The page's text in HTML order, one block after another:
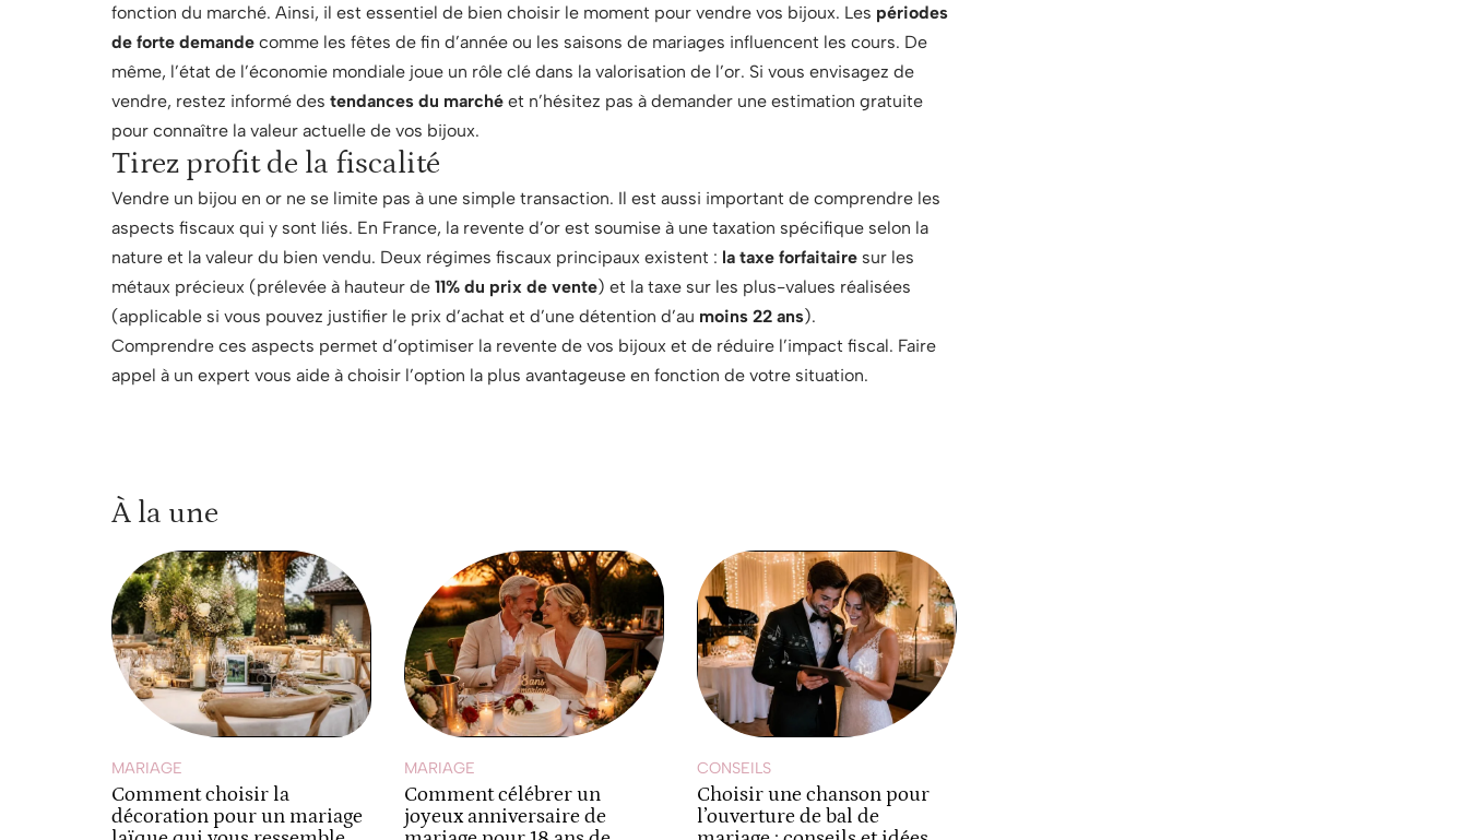
fonction du marché. Ainsi, il est essentiel de bien choisir le moment pour vendre vos bijoux. Les périodes
de forte demande comme les fêtes de fin d’année ou les saisons de mariages influencent les cours. De
même, l’état de l’économie mondiale joue un rôle clé dans la valorisation de l’or. Si vous envisagez de
vendre, restez informé des tendances du marché et n’hésitez pas à demander une estimation gratuite
pour connaître la valeur actuelle de vos bijoux.
Tirez profit de la fiscalité
Vendre un bijou en or ne se limite pas à une simple transaction. Il est aussi important de comprendre les
aspects fiscaux qui y sont liés. En France, la revente d’or est soumise à une taxation spécifique selon la
nature et la valeur du bien vendu. Deux régimes fiscaux principaux existent : la taxe forfaitaire sur les
métaux précieux (prélevée à hauteur de 11% du prix de vente) et la taxe sur les plus-values réalisées
(applicable si vous pouvez justifier le prix d’achat et d’une détention d’au moins 22 ans).
Comprendre ces aspects permet d’optimiser la revente de vos bijoux et de réduire l’impact fiscal. Faire
appel à un expert vous aide à choisir l’option la plus avantageuse en fonction de votre situation.
À la une
MARIAGE
Comment choisir la
décoration pour un mariage
MARIAGE
Comment célébrer un
joyeux anniversaire de
CONSEILS
Choisir une chanson pour
l’ouverture de bal de